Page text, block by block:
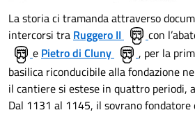
La storia ci tramanda attraverso
intercorsi tra Ruggero II con
e Pietro di Cluny
, per la
basilica riconducibile alla fondazione
il cantiere si estese in quattro periodi,
Dal 1131 al 1145, il sovrano fondatore